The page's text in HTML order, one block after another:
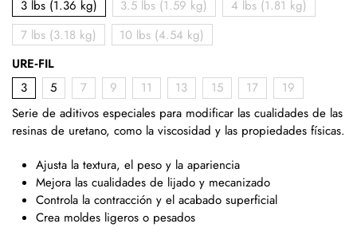
3 lbs (1.36 kg)
3.5 lbs (1.59 kg)
4 lbs (1.81 kg)
7 lbs (3.18 kg)
10 lbs (4.54 kg)
URE‑FIL
3
5 7 9 11 13 15 17
19
Serie de aditivos especiales para modificar las cualidades de las
resinas de uretano, como la viscosidad y las propiedades físicas.
Ajusta la textura, el peso y la apariencia
Mejora las cualidades de lijado y mecanizado
Controla la contracción y el acabado superficial
Crea moldes ligeros o pesados